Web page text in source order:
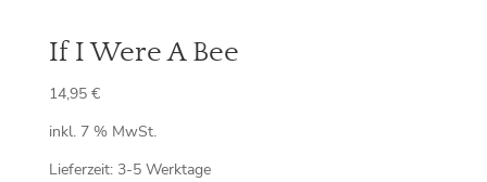
If I Were A Bee
14,95 €
inkl. 7 % MwSt.
Lieferzeit: 3-5 Werktage